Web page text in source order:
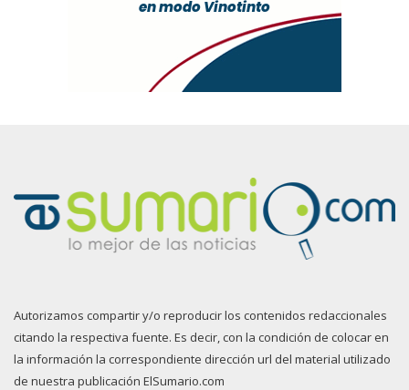
Autorizamos compartir y/o reproducir los contenidos redaccionales
citando la respectiva fuente. Es decir, con la condición de colocar en
la información la correspondiente dirección url del material utilizado
de nuestra publicación ElSumario.com